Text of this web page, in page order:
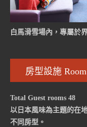
白馬滑雪場內，專屬於
房型設施
Total Guest rooms 48
以日本風味為主題的在
不同房型。